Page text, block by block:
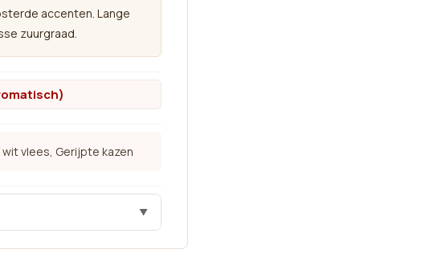
accenten. Lange
zuurgraad.
vlees, Gerijpte kazen
▼